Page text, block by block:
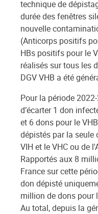
technique de
durée des fenêtres
nouvelle
(Anticorps positifs
HBs positifs pour le
réalisés sur tous les
DGV VHB a été
Pour la période
d’écarter 1 don
et 6 dons pour le
dépistés par la seule
VIH et le VHC ou de
Rapportés aux 8
France sur cette
don dépisté
million de dons pour
Au total, depuis la